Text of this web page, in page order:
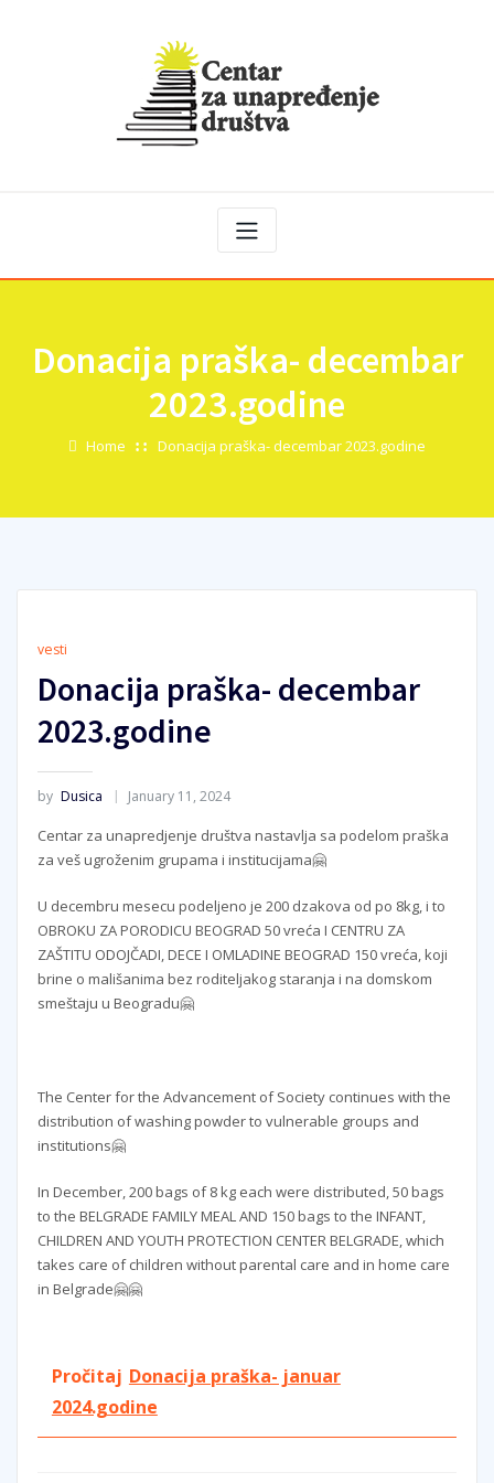
Donacija praška- decembar
2023.godine
Home Donacija praška- decembar 2023.godine
vesti
Donacija praška- decembar
2023.godine
by Dusica January 11, 2024
Centar za unapredjenje društva nastavlja sa podelom praška
za veš ugroženim grupama i institucijama🤗
U decembru mesecu podeljeno je 200 dzakova od po 8kg, i to
OBROKU ZA PORODICU BEOGRAD 50 vreća I CENTRU ZA
ZAŠTITU ODOJČADI, DECE I OMLADINE BEOGRAD 150 vreća, koji
brine o mališanima bez roditeljakog staranja i na domskom
smeštaju u Beogradu🤗
The Center for the Advancement of Society continues with the
distribution of washing powder to vulnerable groups and
institutions🤗
In December, 200 bags of 8 kg each were distributed, 50 bags
to the BELGRADE FAMILY MEAL AND 150 bags to the INFANT,
CHILDREN AND YOUTH PROTECTION CENTER BELGRADE, which
takes care of children without parental care and in home care
in Belgrade🤗🤗
Pročitaj Donacija praška- januar
2024.godine